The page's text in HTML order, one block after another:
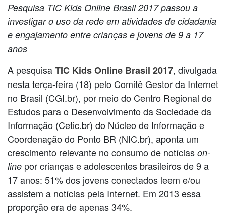
Pesquisa TIC Kids Online Brasil 2017passou a
investigar o uso da rede em atividades de cidadania
e engajamento entre crianças e jovens de 9 a 17
anos
A pesquisaTIC Kids Online Brasil 2017, divulgada
nesta terça-feira (18) pelo Comitê Gestor da Internet
no Brasil (CGI.br), por meio do Centro Regional de
Estudos para o Desenvolvimento da Sociedade da
Informação (Cetic.br) do Núcleo de Informação e
Coordenação do Ponto BR (NIC.br), aponta um
crescimento relevante no consumo de notícias on-
line por crianças e adolescentes brasileiros de 9 a
17 anos: 51% dos jovens conectados leem e/ou
assistem a notícias pela Internet. Em 2013 essa
proporção era de apenas 34%.